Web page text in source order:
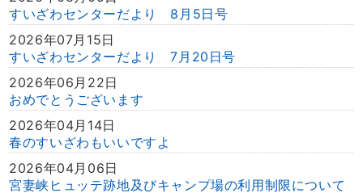
すいざわセンターだより 8月5日号
2026年07月15日
すいざわセンターだより 7月20日号
2026年06月22日
おめでとうございます
2026年04月14日
春のすいざわもいいですよ
2026年04月06日
宮妻峡ヒュッテ跡地及びキャンプ場の利用制限について